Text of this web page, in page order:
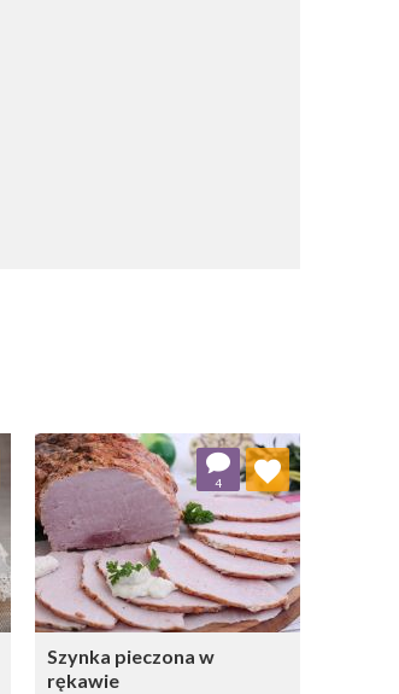
Szynka pieczona w
rękawie
4
Dodaj do ulubionych
Wybierz listę: